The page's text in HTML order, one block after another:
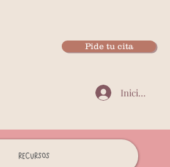
Pide tu cita
Iniciar sesión
Recursos